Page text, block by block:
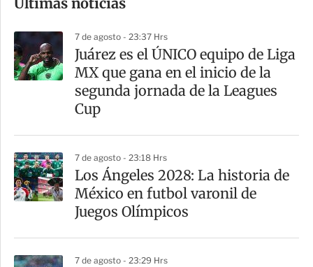
m
a
r
t
7 de agosto - 23:37 Hrs
Juárez es el ÚNICO equipo de Liga
MX que gana en el inicio de la
segunda jornada de la Leagues
Cup
7 de agosto - 23:18 Hrs
Los Ángeles 2028: La historia de
México en futbol varonil de
Juegos Olímpicos
7 de agosto - 23:29 Hrs